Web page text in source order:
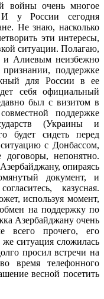
войны очень многое
у России сегодня
Не знаю, насколько
эти интересы,
ситуации. Полагаю,
и Алиевым неизбежно
поддержке
для России в ее
себя официальный
был с визитом в
поддержке
(Украины и
будет сидеть перед
с Донбассом,
договоры, непонятно.
опираясь
документ, и
казусная.
используя момент,
на поддержку по
Азербайджану очень
всего прочего, его
ситуация сложилась
просил встречи на
время телефонного
весной посетить